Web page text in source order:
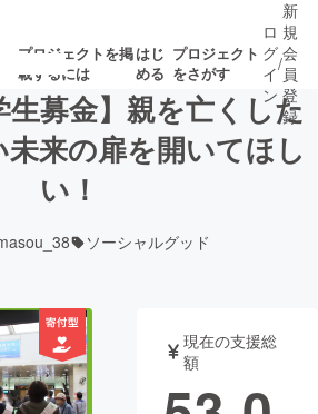
プロジェクトを掲
載するには
はじ
める
プロジェクト
をさがす
目の新着プロ
・ガジェット
ロ
グ
イ
ン
/
新
規
会
員
登
録
生募金】親を亡くした
来の扉を開いてほし
い！
ソーシャルグッド
現在の支援総
額